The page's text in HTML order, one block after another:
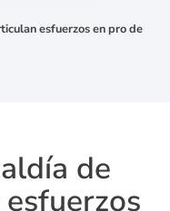
esfuerzos en pro de
de